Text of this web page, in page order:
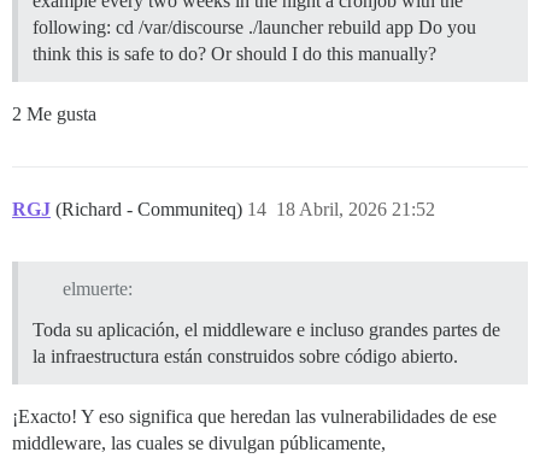
following: cd /var/discourse ./launcher rebuild app Do you
think this is safe to do? Or should I do this manually?
2 Me gusta
RGJ (Richard - Communiteq) 18 Abril, 2026 21:52
14
elmuerte:
Toda su aplicación, el middleware e incluso grandes partes de
la infraestructura están construidos sobre código abierto.
¡Exacto! Y eso significa que heredan las vulnerabilidades de ese
middleware, las cuales se divulgan públicamente,